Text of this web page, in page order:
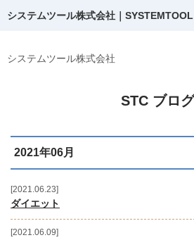
システムツール株式会社｜
システムツール株式会社
企業情報
お問い合わせ
STC ブログ
2021年06月
2021.06.23
ダイエット
2021.06.09